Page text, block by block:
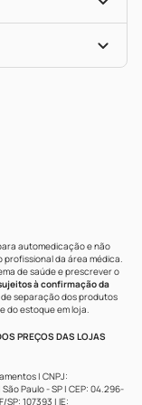
automedicação e não
da área médica.
de saúde e prescrever o
à confirmação da
separação dos produtos
do estoque em loja.
PREÇOS DAS LOJAS
| CNPJ:
Paulo - SP | CEP: 04.296-
107393 | IE: